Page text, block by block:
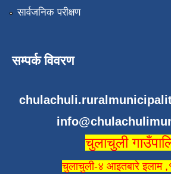
सार्वजनिक परीक्षण
सम्पर्क विवरण
चुलाचुली
चुलाचुली-४ आइतबारे इलाम